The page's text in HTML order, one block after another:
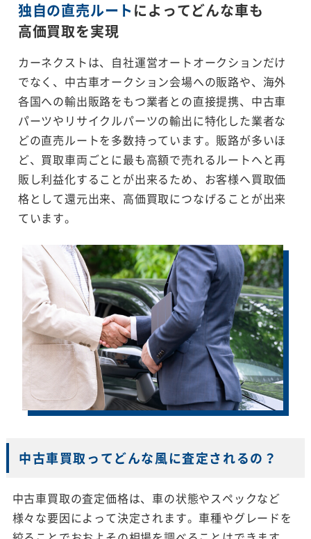
独自の直売ルートによってどんな車も
高価買取を実現
カーネクストは、自社運営オートオークションだけ
でなく、中古車オークション会場への販路や、海外
各国への輸出販路をもつ業者との直接提携、中古車
パーツやリサイクルパーツの輸出に特化した業者な
どの直売ルートを多数持っています。販路が多いほ
ど、買取車両ごとに最も高額で売れるルートへと再
販し利益化することが出来るため、お客様へ買取価
格として還元出来、高価買取につなげることが出来
ています。
中古車買取ってどんな風に査定されるの？
中古車買取の査定価格は、車の状態やスペックなど
様々な要因によって決定されます。車種やグレードを